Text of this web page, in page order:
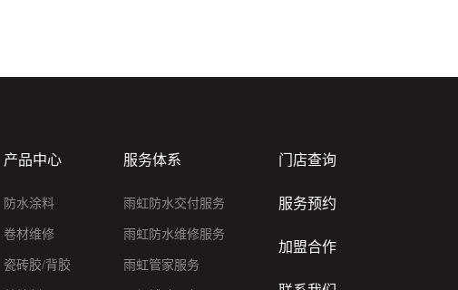
产品中心
防水涂料
卷材维修
瓷砖胶/背胶
服务体系
雨虹防水交付服务
雨虹防水维修服务
雨虹管家服务
门店查询
服务预约
加盟合作